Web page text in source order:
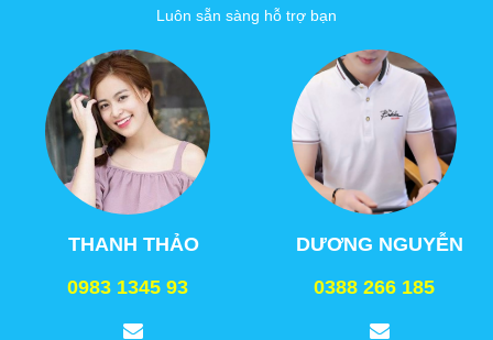
Luôn sẵn sàng hỗ trợ bạn
THANH THẢO
0983 1345 93
DƯƠNG NGUYỄN
0388 266 185